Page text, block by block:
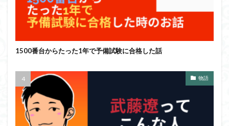
1500番台からたった1年で予備試験に合格した話
物語